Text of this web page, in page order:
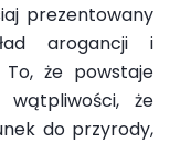
prezentowany
arogancji i
To, że powstaje
że
do przyrody,